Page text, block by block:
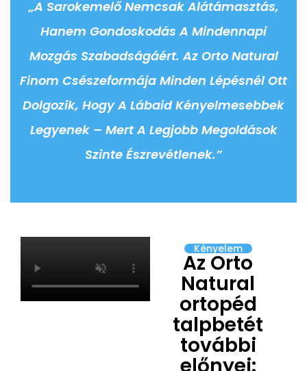
„A Sarokemelő Nemcsak Alátámasztás,
Hanem Gondoskodás A Mindennapi
Mozgás Szabadságáért. Az Orto Natural
Finom Csészeformája Minden Lépésnél Ott
Dolgozik, Hogy A Lábaid Kényelmesebbek
Legyenek – Mert A Legjobb Megoldások
Szinte Észrevétlenek.”
Kényelem
Az Orto
Natural
ortopéd
talpbetét
további